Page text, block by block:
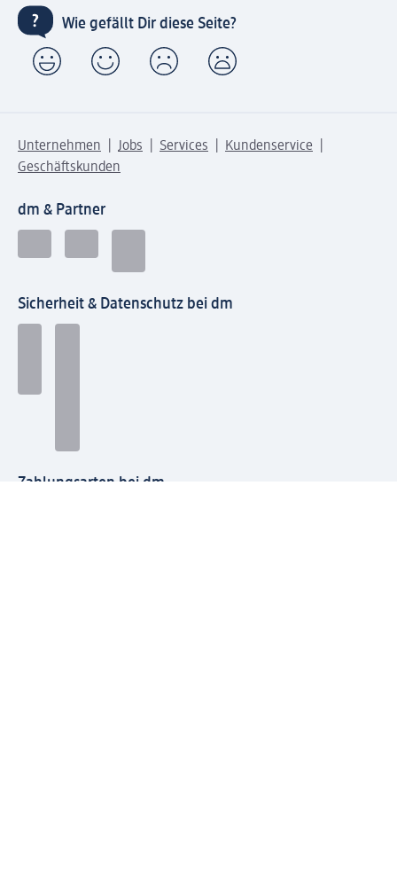
Wie gefällt Dir diese Seite?
Unternehmen Jobs Services
Kundenservice
Geschäftskunden
dm & Partner
Sicherheit & Datenschutz bei dm
Zahlungsarten bei dm